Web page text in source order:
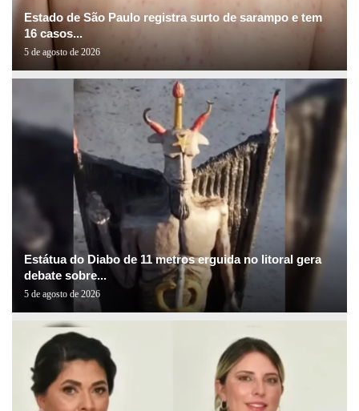
Estado de São Paulo registra surto de sarampo e tem
16 casos...
5 de agosto de 2026
Estátua do Diabo de 11 metros erguida no litoral gera
debate sobre...
5 de agosto de 2026